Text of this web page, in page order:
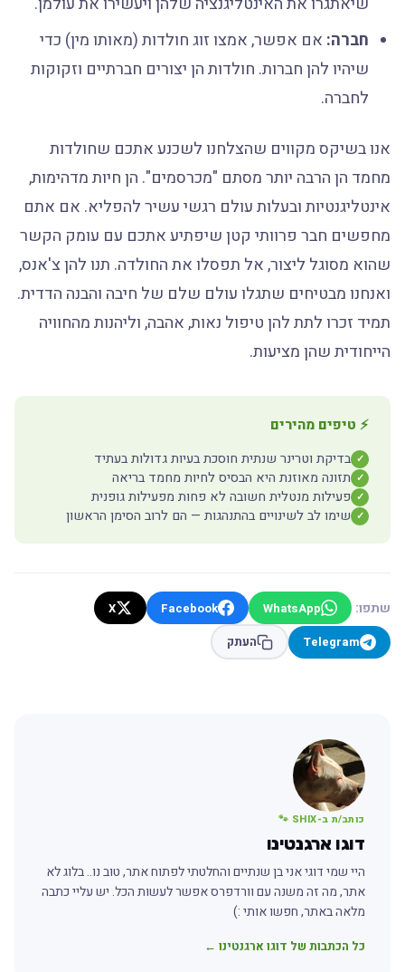
חברה:אם אפשר, אמצו זוג חולדות (מאותו מין) כדי
שיהיו להן חברות. חולדות הן יצורים חברתיים וזקוקות
לחברה.
אנו בשיקס מקווים שהצלחנו לשכנע אתכם שחולדות
מחמד הן הרבה יותר מסתם "מכרסמים". הן חיות מדהימות,
אינטליגנטיות ובעלות עולם רגשי עשיר להפליא. אם אתם
מחפשים חבר פרוותי קטן שיפתיע אתכם עם עומק הקשר
שהוא מסוגל ליצור, אל תפסלו את החולדה. תנו להן צ'אנס,
ואנחנו מבטיחים שתגלו עולם שלם של חיבה והבנה הדדית.
תמיד זכרו לתת להן טיפול נאות, אהבה, וליהנות מהחוויה
הייחודית שהן מציעות.
⚡ טיפים מהירים
✓ בדיקת וטרינר שנתית חוסכת בעיות גדולות בעתיד
✓ תזונה מאוזנת היא הבסיס לחיות מחמד בריאה
✓ פעילות מנטלית חשובה לא פחות מפעילות גופנית
✓ שימו לב לשינויים בהתנהגות — הם לרוב הסימן הראשון
שתפו: WhatsApp
Facebook
X
Telegram
העתק
כותב/ת ב-SHIX 🐾
דוגו ארגנטינו
היי שמי דוגי אני בן שנתיים והחלטתי לפתוח אתר, טוב נו.. בלוג לא
אתר, מה זה משנה עם וורדפרס אפשר לעשות הכל. יש עליי כתבה
מלאה באתר, חפשו אותי :)
כל הכתבות של דוגו ארגנטינו ←